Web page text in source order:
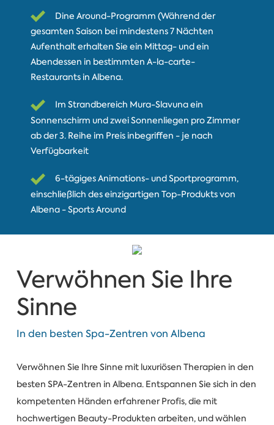
Dine Around-Programm (Während der
gesamten Saison bei mindestens 7 Nächten
Aufenthalt erhalten Sie ein Mittag- und ein
Abendessen in bestimmten A-la-carte-
Restaurants in Albena.
Im Strandbereich Mura-Slavuna ein
Sonnenschirm und zwei Sonnenliegen pro Zimmer
ab der 3. Reihe im Preis inbegriffen - je nach
Verfügbarkeit
6-tägiges Animations- und Sportprogramm,
einschließlich des einzigartigen Top-Produkts von
Albena - Sports Around
Verwöhnen Sie Ihre
Sinne
In den besten Spa-Zentren von Albena
Verwöhnen Sie Ihre Sinne mit luxuriösen Therapien in den
besten SPA-Zentren in Albena. Entspannen Sie sich in den
kompetenten Händen erfahrener Profis, die mit
hochwertigen Beauty-Produkten arbeiten, und wählen